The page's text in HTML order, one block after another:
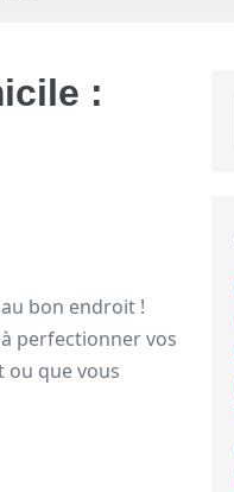
:
bon endroit !
perfectionner vos
ou que vous